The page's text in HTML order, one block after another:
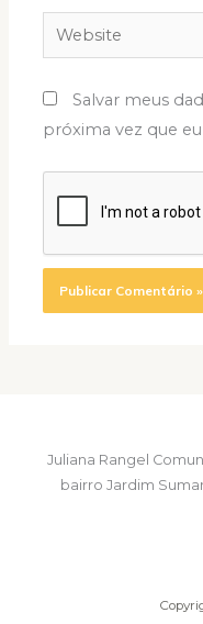
Website
Salvar meus
próxima vez que
Juliana Rangel
bairro Jardim